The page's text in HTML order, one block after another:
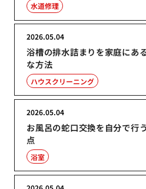
水道修理
浴槽の排水詰まりを家庭にあ
な方法
2026.05.04
ハウスクリーニング
お風呂の蛇口交換を自分で行
点
2026.05.04
浴室